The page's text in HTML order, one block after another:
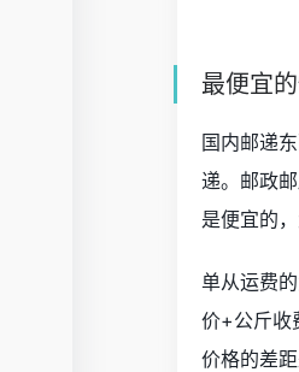
最便宜
国内邮递
递。邮政
是便宜的
单从运费
价+公斤收
价格的差距